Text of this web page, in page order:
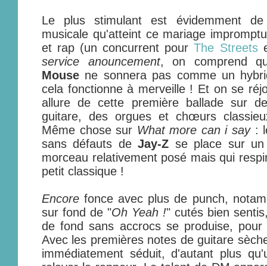
Le plus stimulant est évidemment
musicale qu'atteint ce mariage
et rap (un concurrent pourThe Streets
service anouncement, on comprend
Mouse ne sonnera pas comme un
cela fonctionne à merveille ! Et on se
allure de cette première ballade sur
guitare, des orgues et chœurs
Même chose sur What more can i say:
sans défauts deJay-Z se place sur
morceau relativement posé mais qui
petit classique !
Encore fonce avec plus de punch,
sur fond de "Oh Yeah !" cutés bien
de fond sans accrocs se produise,
Avec les premières notes de guitare
immédiatement séduit, d'autant plus